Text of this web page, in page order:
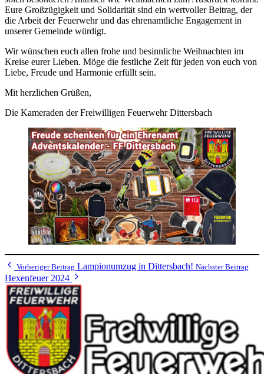
Eure Großzügigkeit und Solidarität sind ein wertvoller Beitrag, der
die Arbeit der Feuerwehr und das ehrenamtliche Engagement in
unserer Gemeinde würdigt.
Wir wünschen euch allen frohe und besinnliche Weihnachten im
Kreise eurer Lieben. Möge die festliche Zeit für jeden von euch von
Liebe, Freude und Harmonie erfüllt sein.
Mit herzlichen Grüßen,
Die Kameraden der Freiwilligen Feuerwehr Dittersbach
Vorheriger Beitrag Lampionumzug in Dittersbach! Nächster Beitrag
Hexenfeuer 2024